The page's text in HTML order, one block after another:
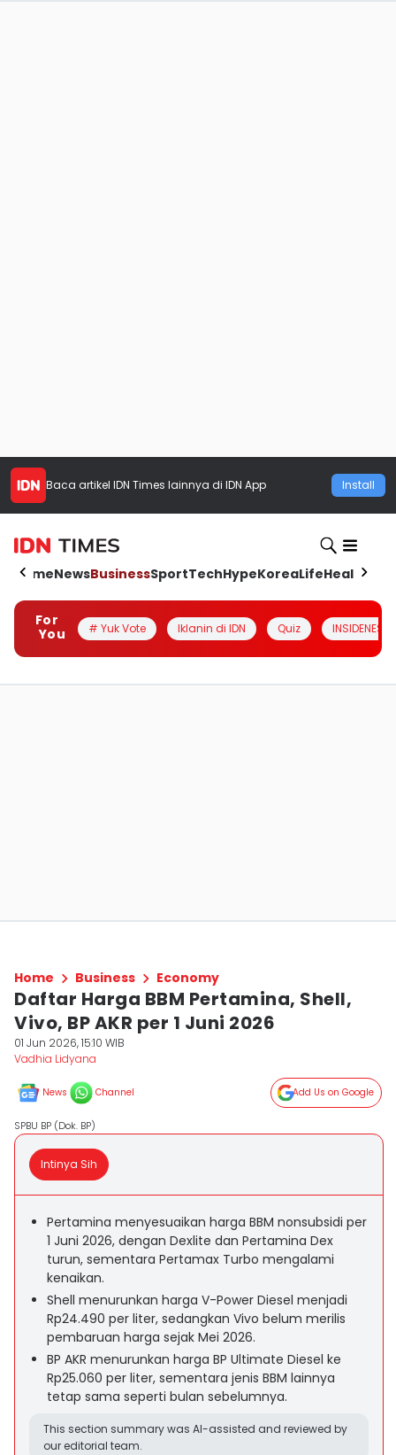
Baca artikel IDN Times lainnya di IDN App Install
HomeNewsBusinessSportTechHypeKoreaLifeHealth
For
You
# Yuk Vote Iklanin di IDN Quiz INSIDENESIA
Home Business Economy
Daftar Harga BBM Pertamina, Shell,
Vivo, BP AKR per 1 Juni 2026
01 Jun 2026, 15:10 WIB
Vadhia Lidyana
News Channel Add Us on Google
SPBU BP (Dok. BP)
Intinya Sih
Pertamina menyesuaikan harga BBM nonsubsidi per
1 Juni 2026, dengan Dexlite dan Pertamina Dex
turun, sementara Pertamax Turbo mengalami
kenaikan.
Shell menurunkan harga V-Power Diesel menjadi
Rp24.490 per liter, sedangkan Vivo belum merilis
pembaruan harga sejak Mei 2026.
BP AKR menurunkan harga BP Ultimate Diesel ke
Rp25.060 per liter, sementara jenis BBM lainnya
tetap sama seperti bulan sebelumnya.
This section summary was AI-assisted and reviewed by
our editorial team.